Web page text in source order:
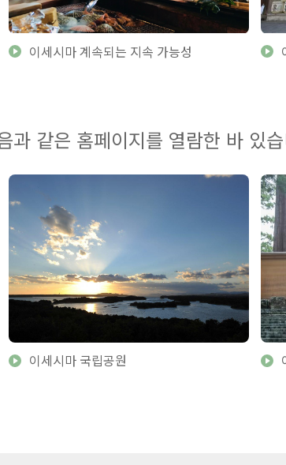
이세시마 계속되는 지속 가능성
과 같은 홈페이지를 열람한 바 있
이세시마 국립공원